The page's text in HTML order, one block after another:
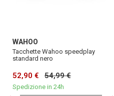
WAHOO
Tacchette Wahoo speedplay
standard nero
52,90 € 54,99 €
Spedizione in 24h